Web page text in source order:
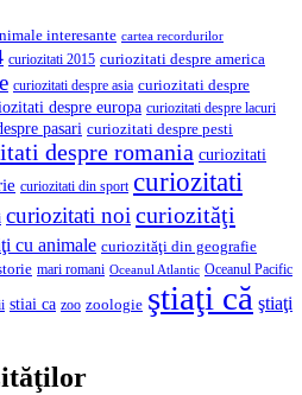
interesante cartea recordurilor
curiozitati 2015 curiozitati despre america
curiozitati despre asia curiozitati despre
despre europa curiozitati despre lacuri
pasari curiozitati despre pesti
despre romania curiozitati
curiozitati din sport curiozitati
curiozitati noi curiozităţi
cu animale curiozităţi din geografie
mari romani Oceanul Atlantic Oceanul Pacific
stiai ca zoo zoologie ştiaţi că ştiaţi